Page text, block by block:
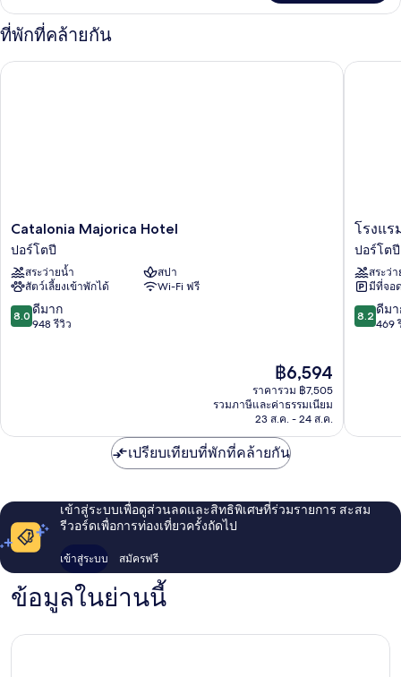
เกี่ยว
กับ
ห้อง
พัก
ที่พักที่คล้ายกัน
Catalonia
Majorica
Hotel
ปอร์
โตปี
Catalonia Majorica Hotel
ปอร์โตปี
สระว่ายน้ำ
สปา
สัตว์เลี้ยงเข้าพักได้
Wi-Fi ฟรี
8.0
จาก
8.0 ดีมาก
948 รีวิว
ราคา
ปัจจุบัน
คือ
฿6,594
฿6,594
ราคารวม ฿7,505
รวมภาษีและค่าธรรมเนียม
23 ส.ค. - 24 ส.ค.
Catalonia Majorica Hotel
โรงแรม
เฮ
สเปเรีย
มา
ยอร์
กา
ปอร์
โรงแร
ปอร์โตปี
สระว่
มีที่จอ
8.2
จาก
8.2 ดีม
469
โรงแรม
เปรียบเทียบที่พักที่คล้ายกัน
เข้าสู่ระบบเพื่อดูส่วนลดและสิทธิพิเศษที่ร่วมรายการ สะสม
รีวอร์ดเพื่อการท่องเที่ยวครั้งถัดไป
เข้าสู่ระบบ สมัครฟรี
ข้อมูลในย่านนี้